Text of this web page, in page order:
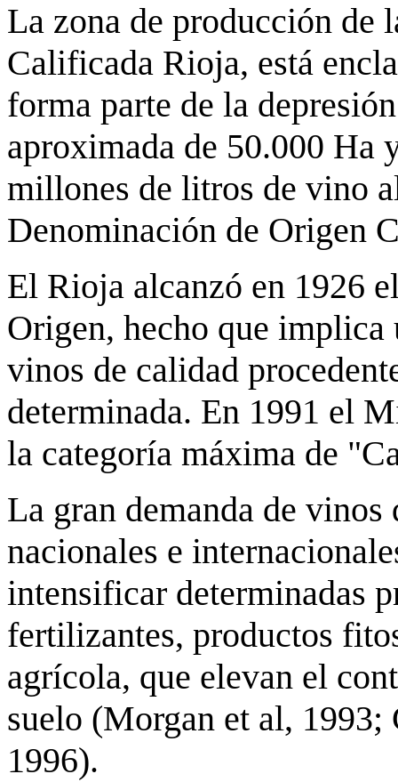
La zona de producción de
Calificada Rioja, está
forma parte de la
aproximada de 50.000 Ha
millones de litros de vino
Denominación de Origen
El Rioja alcanzó en 1926
Origen, hecho que
vinos de calidad
determinada. En 1991 el
la categoría máxima de
La gran demanda de
nacionales e
intensificar determinadas
fertilizantes, productos
agrícola, que elevan el
suelo (Morgan et al,
1996).